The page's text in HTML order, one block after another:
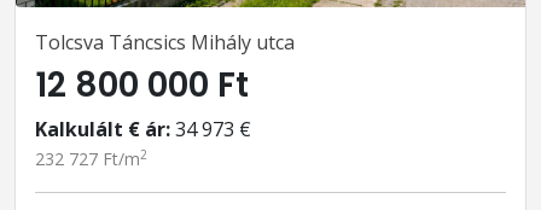
Tolcsva Táncsics Mihály utca
12 800 000 Ft
Kalkulált € ár:34 973 €
232 727 Ft/m2